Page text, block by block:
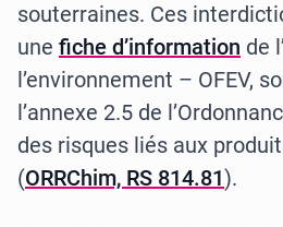
souterraines. Ces
une fiche d’information de
l’environnement – OFEV,
l’annexe 2.5 de
des risques liés aux
(ORRChim, RS 814.81).